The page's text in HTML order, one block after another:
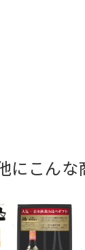
こんな